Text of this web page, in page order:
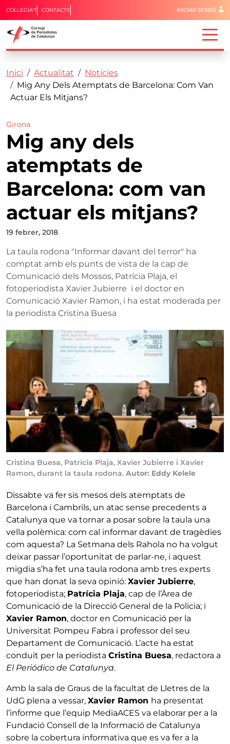
Vés al contingut
Capçalera
COL·LEGIA'T CONTACTE Menú del
INICIAR SESSIÓ
Fil d'ariadna
Inici Actualitat
Notícies
Mig Any Dels Atemptats de Barcelona: Com Van
Actuar Els Mitjans?
Girona
Mig any dels
atemptats de
Barcelona: com van
actuar els mitjans?
19 febrer, 2018
La taula rodona "Informar davant del terror" ha
comptat amb els punts de vista de la cap de
Comunicació dels Mossos, Patrícia Plaja, el
fotoperiodista Xavier Jubierre i el doctor en
Comunicació Xavier Ramon, i ha estat moderada per
la periodista Cristina Buesa
Cristina Buesa, Patrícia Plaja, Xavier Jubierre i Xavier
Ramon, durant la taula rodona. Autor: Eddy Kelele
Dissabte va fer sis mesos dels atemptats de
Barcelona i Cambrils, un atac sense precedents a
Catalunya que va tornar a posar sobre la taula una
vella polèmica: com cal informar davant de tragèdies
com aquesta? La Setmana dels Rahola no ha volgut
deixar passar l’oportunitat de parlar-ne, i aquest
migdia s’ha fet una taula rodona amb tres experts
que han donat la seva opinió: Xavier Jubierre,
fotoperiodista; Patrícia Plaja, cap de l’Àrea de
Comunicació de la Direcció General de la Policia; i
Xavier Ramon, doctor en Comunicació per la
Universitat Pompeu Fabra i professor del seu
Departament de Comunicació. L’acte ha estat
conduït per la periodista Cristina Buesa, redactora a
El Periódico de Catalunya.
Amb la sala de Graus de la facultat de Lletres de la
UdG plena a vessar, Xavier Ramon ha presentat
l’informe que l’equip MediaACES va elaborar per a la
Fundació Consell de la Informació de Catalunya
sobre la cobertura informativa que es va fer a la